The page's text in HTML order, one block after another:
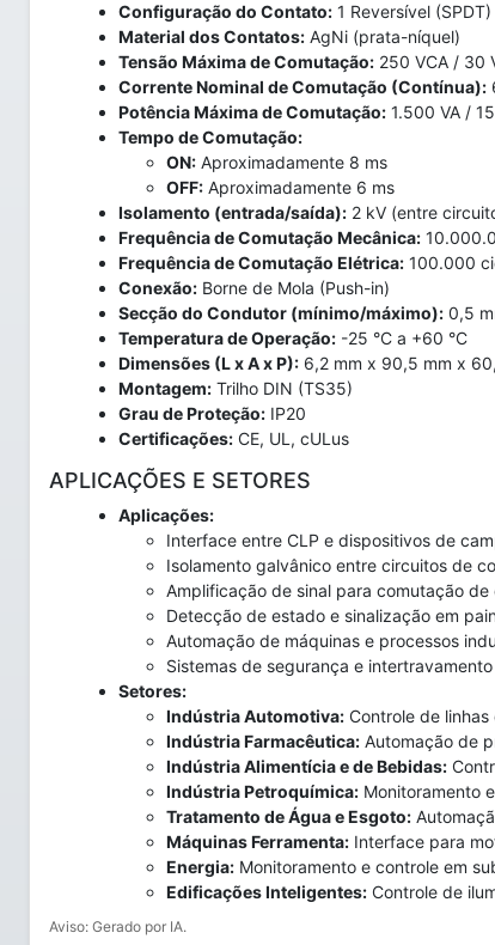
Configuração do Contato: 1 Reversível (SPDT)
Material dos Contatos: AgNi (prata-níquel)
Tensão Máxima de Comutação: 250 VCA / 30
Corrente Nominal de Comutação (Contínua):
Potência Máxima de Comutação: 1.500 VA /
Tempo de Comutação:
ON: Aproximadamente 8 ms
OFF: Aproximadamente 6 ms
Isolamento (entrada/saída): 2 kV (entre
Frequência de Comutação Mecânica:
Frequência de Comutação Elétrica: 100.000
Conexão: Borne de Mola (Push-in)
Secção do Condutor (mínimo/máximo): 0,5
Temperatura de Operação: -25 °C a +60 °C
Dimensões (L x A x P): 6,2 mm x 90,5 mm x
Montagem: Trilho DIN (TS35)
Grau de Proteção: IP20
Certificações: CE, UL, cULus
APLICAÇÕES E SETORES
Aplicações:
Interface entre CLP e dispositivos de
Isolamento galvânico entre circuitos de
Amplificação de sinal para comutação
Detecção de estado e sinalização em
Automação de máquinas e processos
Sistemas de segurança e intertravamento
Setores:
Indústria Automotiva: Controle de
Indústria Farmacêutica: Automação de
Indústria Alimentícia e de Bebidas:
Indústria Petroquímica: Monitoramento
Tratamento de Água e Esgoto:
Máquinas Ferramenta: Interface para
Energia: Monitoramento e controle em
Edificações Inteligentes: Controle de
Aviso: Gerado por IA.